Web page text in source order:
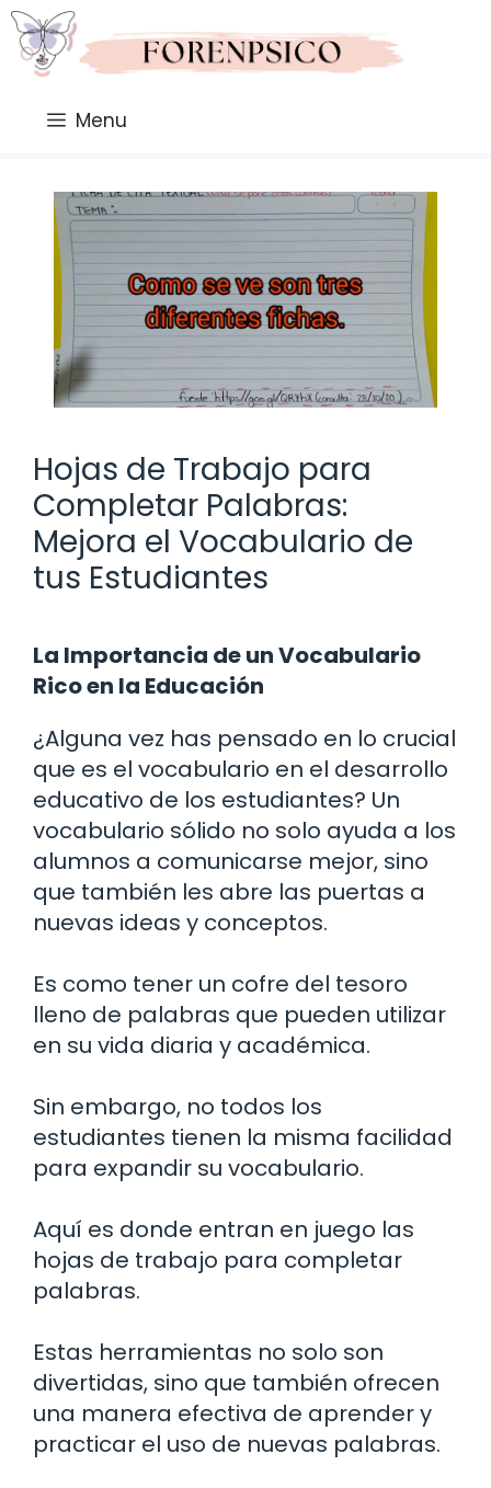
Saltar
al
contenido
Menu
Hojas de Trabajo para
Completar Palabras:
Mejora el Vocabulario de
tus Estudiantes
La Importancia de un Vocabulario
Rico en la Educación
¿Alguna vez has pensado en lo crucial
que es el vocabulario en el desarrollo
educativo de los estudiantes? Un
vocabulario sólido no solo ayuda a los
alumnos a comunicarse mejor, sino
que también les abre las puertas a
nuevas ideas y conceptos.
Es como tener un cofre del tesoro
lleno de palabras que pueden utilizar
en su vida diaria y académica.
Sin embargo, no todos los
estudiantes tienen la misma facilidad
para expandir su vocabulario.
Aquí es donde entran en juego las
hojas de trabajo para completar
palabras.
Estas herramientas no solo son
divertidas, sino que también ofrecen
una manera efectiva de aprender y
practicar el uso de nuevas palabras.